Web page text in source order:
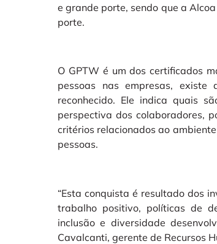
e grande porte, sendo que a
porte.
O GPTW é um dos certificados
pessoas nas empresas,
reconhecido. Ele indica quais
perspectiva dos colaboradores,
critérios relacionados ao
pessoas.
“Esta conquista é resultado dos
trabalho positivo, políticas de
inclusão e diversidade
Cavalcanti, gerente de Recursos